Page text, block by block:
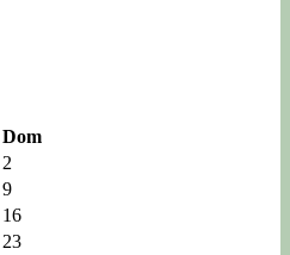
Dom
2
9
16
23